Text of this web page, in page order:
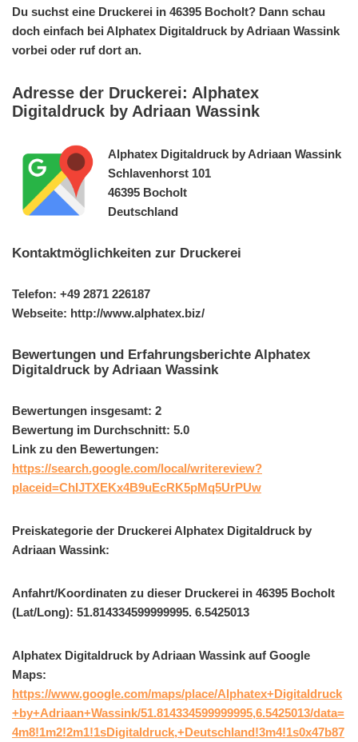
Du suchst eine Druckerei in 46395 Bocholt? Dann schau
doch einfach bei Alphatex Digitaldruck by Adriaan Wassink
vorbei oder ruf dort an.
Adresse der Druckerei: Alphatex
Digitaldruck by Adriaan Wassink
Alphatex Digitaldruck by Adriaan Wassink
Schlavenhorst 101
46395 Bocholt
Deutschland
Kontaktmöglichkeiten zur Druckerei
Telefon: +49 2871 226187
Webseite: http://www.alphatex.biz/
Bewertungen und Erfahrungsberichte Alphatex
Digitaldruck by Adriaan Wassink
Bewertungen insgesamt: 2
Bewertung im Durchschnitt: 5.0
Link zu den Bewertungen:
https://search.google.com/local/writereview?
placeid=ChIJTXEKx4B9uEcRK5pMq5UrPUw
Preiskategorie der Druckerei Alphatex Digitaldruck by
Adriaan Wassink:
Anfahrt/Koordinaten zu dieser Druckerei in 46395 Bocholt
(Lat/Long): 51.814334599999995. 6.5425013
Alphatex Digitaldruck by Adriaan Wassink auf Google
Maps:
https://www.google.com/maps/place/Alphatex+Digitaldruck
+by+Adriaan+Wassink/51.814334599999995,6.5425013/data=
4m8!1m2!2m1!1sDigitaldruck,+Deutschland!3m4!1s0x47b87